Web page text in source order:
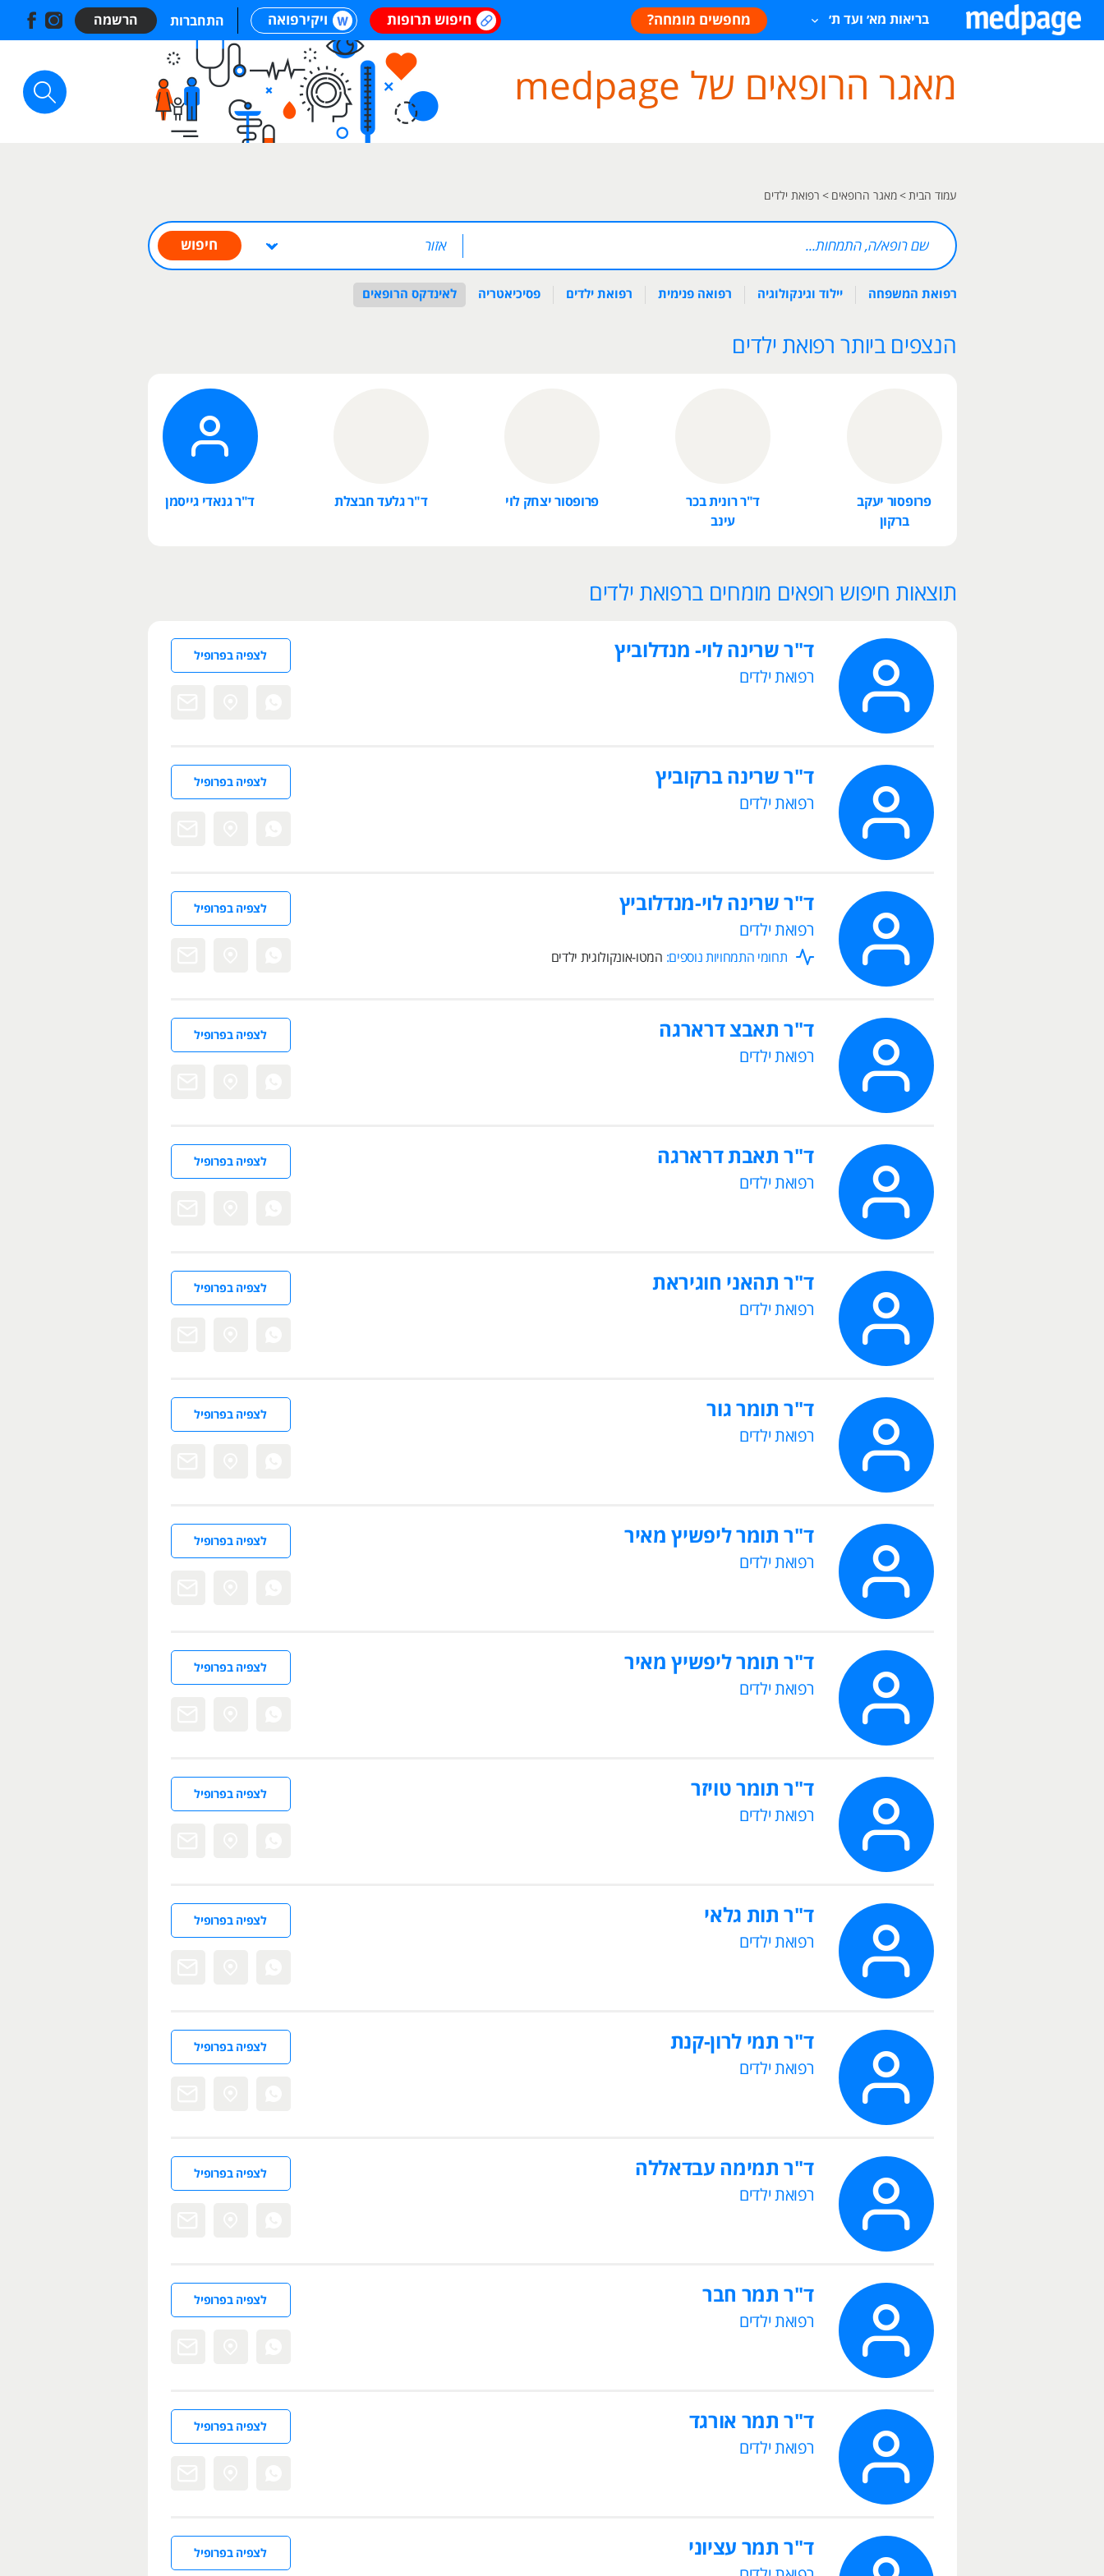
בריאות מא׳ ועד ת׳ מחפשים מומחה? חיפוש תרופות ויקירפואה התחברות הרשמה
מאגר הרופאים של medpage
עמוד הבית > מאגר הרופאים > רפואת ילדים
חיפוש
רפואת המשפחה יילוד וגינקולוגיה רפואה פנימית רפואת ילדים פסיכיאטריה לאינדקס הרופאים
הנצפים ביותר רפואת ילדים
פרופסור יעקב
ברקון
ד"ר רונית בכר
עינב
פרופסור יצחק לוי ד"ר גלעד חבצלת ד"ר גנאדי גייסמן
תוצאות חיפוש רופאים מומחים ברפואת ילדים
ד"ר שרינה לוי- מנדלוביץ
רפואת ילדים
לצפיה בפרופיל
ד"ר שרינה ברקוביץ
רפואת ילדים
לצפיה בפרופיל
ד"ר שרינה לוי-מנדלוביץ
רפואת ילדים
תחומי התמחויות נוספים: המטו-אונקולוגית ילדים
לצפיה בפרופיל
ד"ר תאבצ דרארגה
רפואת ילדים
לצפיה בפרופיל
ד"ר תאבת דרארגה
רפואת ילדים
לצפיה בפרופיל
ד"ר תהאני חוגיראת
רפואת ילדים
לצפיה בפרופיל
ד"ר תומר גור
רפואת ילדים
לצפיה בפרופיל
ד"ר תומר ליפשיץ מאיר
רפואת ילדים
לצפיה בפרופיל
ד"ר תומר ליפשיץ מאיר
רפואת ילדים
לצפיה בפרופיל
ד"ר תומר טויזר
רפואת ילדים
לצפיה בפרופיל
ד"ר תות גלאי
רפואת ילדים
לצפיה בפרופיל
ד"ר תמי לרון-קנת
רפואת ילדים
לצפיה בפרופיל
ד"ר תמימה עבדאללה
רפואת ילדים
לצפיה בפרופיל
ד"ר תמר חבר
רפואת ילדים
לצפיה בפרופיל
ד"ר תמר אורגד
רפואת ילדים
לצפיה בפרופיל
ד"ר תמר עציוני לצפיה בפרופיל